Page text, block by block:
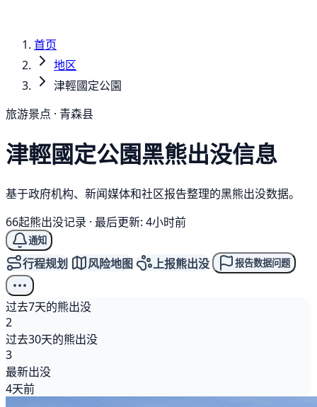
首页
地区
津輕國定公園
旅游景点 · 青森县
津輕國定公園黑熊出没信息
基于政府机构、新闻媒体和社区报告整理的黑熊出没数据。
66起熊出没记录 · 最后更新: 4小时前
通知
行程规划 风险地图 上报熊出没 报告数据问题
过去7天的熊出没
2
过去30天的熊出没
3
最新出没
4天前